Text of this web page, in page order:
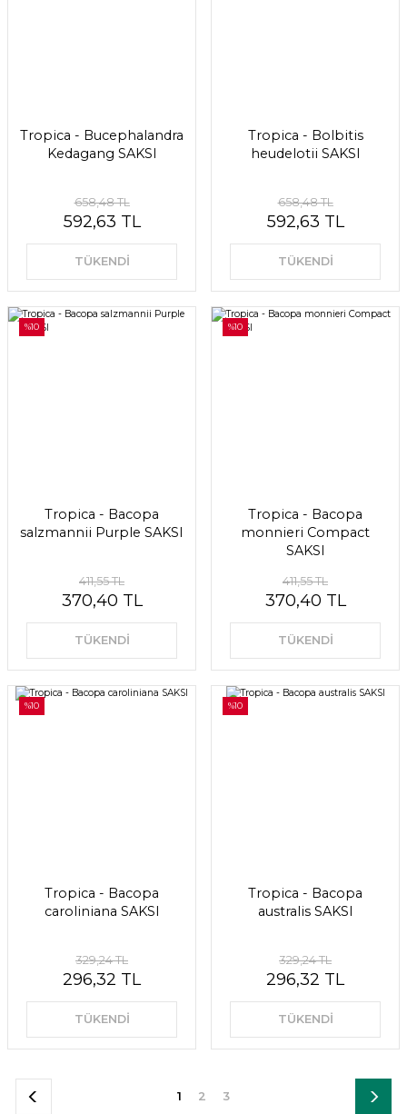
Tropica - Bucephalandra
Kedagang SAKSI
658,48 TL
592,63 TL
TÜKENDİ
Tropica - Bolbitis
heudelotii SAKSI
658,48 TL
592,63 TL
TÜKENDİ
%10
Tropica - Bacopa
salzmannii Purple SAKSI
411,55 TL
370,40 TL
TÜKENDİ
%10
Tropica - Bacopa
monnieri Compact
SAKSI
411,55 TL
370,40 TL
TÜKENDİ
%10
Tropica - Bacopa
caroliniana SAKSI
329,24 TL
296,32 TL
TÜKENDİ
%10
Tropica - Bacopa
australis SAKSI
329,24 TL
296,32 TL
TÜKENDİ
1 2 3